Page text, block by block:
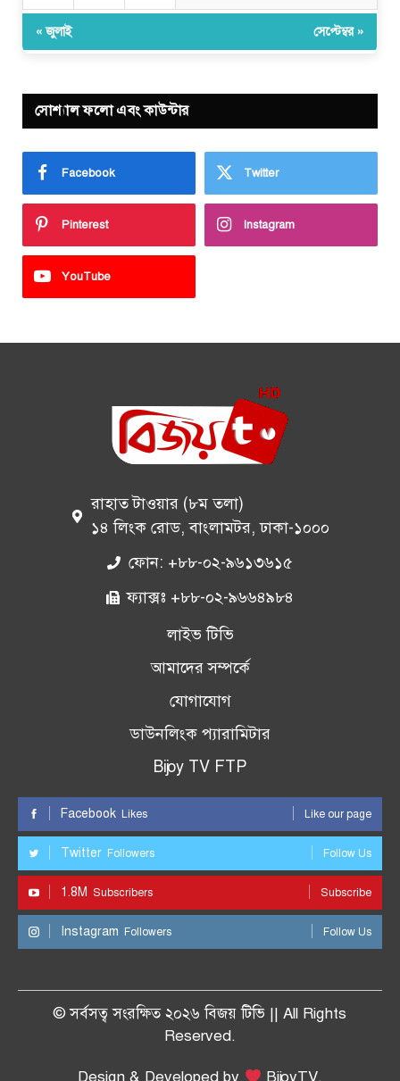
« জুলাই সেপ্টেম্বর »
সোশ্যাল ফলো এবং কাউন্টার
Facebook Twitter
Pinterest Instagram
YouTube
রাহাত টাওয়ার (৮ম তলা)
১৪ লিংক রোড, বাংলামটর, ঢাকা-১০০০
ফোন: +৮৮-০২-৯৬১৩৬১৫
ফ্যাক্সঃ +৮৮-০২-৯৬৬৪৯৮৪
লাইভ টিভি
আমাদের সম্পর্কে
যোগাযোগ
ডাউনলিংক প্যারামিটার
Bijoy TV FTP
Facebook Likes Like our page
Twitter Followers Follow Us
1.8M Subscribers Subscribe
Instagram Followers Follow Us
© সর্বসত্ব সংরক্ষিত ২০২৬ বিজয় টিভি || All Rights
Reserved.
Design & Developed by BijoyTV.